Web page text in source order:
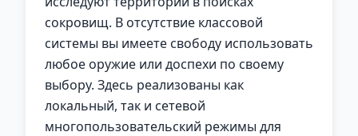
сокровищ. В отсутствие классовой
системы вы имеете свободу использовать
любое оружие или доспехи по своему
выбору. Здесь реализованы как
локальный, так и сетевой
многопользовательский режимы для